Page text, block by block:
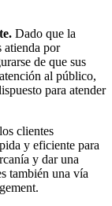
Dado que la
atienda por
de que sus
al público,
para atender
clientes
y eficiente para
y dar una
también una vía